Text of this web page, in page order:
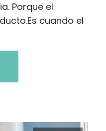
Porque el
cuando el